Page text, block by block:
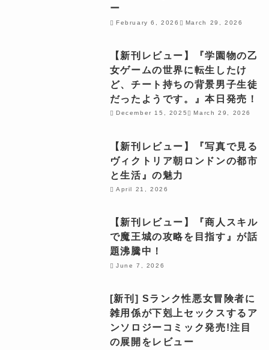
ー
February 6, 2026 March 29, 2026
【新刊レビュー】『学園物の乙
女ゲームの世界に転生したけ
ど、チート持ちの背景男子生徒
だったようです。』本日発売！
December 15, 2025 March 29, 2026
【新刊レビュー】『写真で見る
ヴィクトリア朝ロンドンの都市
と生活』の魅力
April 21, 2026
【新刊レビュー】『商人スキル
で魔王城の攻略を目指す』が話
題沸騰中！
June 7, 2026
[新刊] Sランク性悪女冒険者に
雑用係が下剋上セックスするア
ンソロジーコミック発売!注目
の展開をレビュー